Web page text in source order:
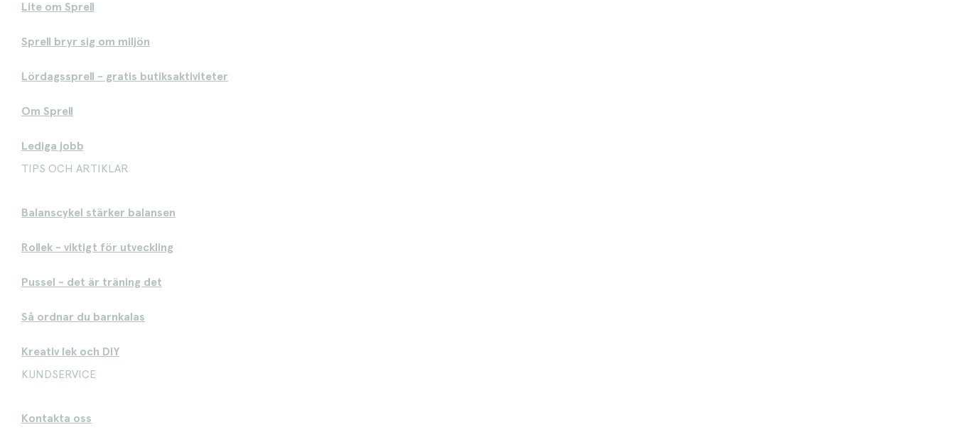
Lite om Sprell
Sprell bryr sig om miljön
Lördagssprell - gratis butiksaktiviteter
Om Sprell
Lediga jobb
TIPS OCH ARTIKLAR
Balanscykel stärker balansen
Rollek - viktigt för utveckling
Pussel - det är träning det
Så ordnar du barnkalas
Kreativ lek och DIY
KUNDSERVICE
Kontakta oss